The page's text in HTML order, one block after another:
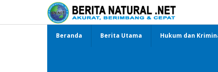
Beranda Berita Utama Hukum dan